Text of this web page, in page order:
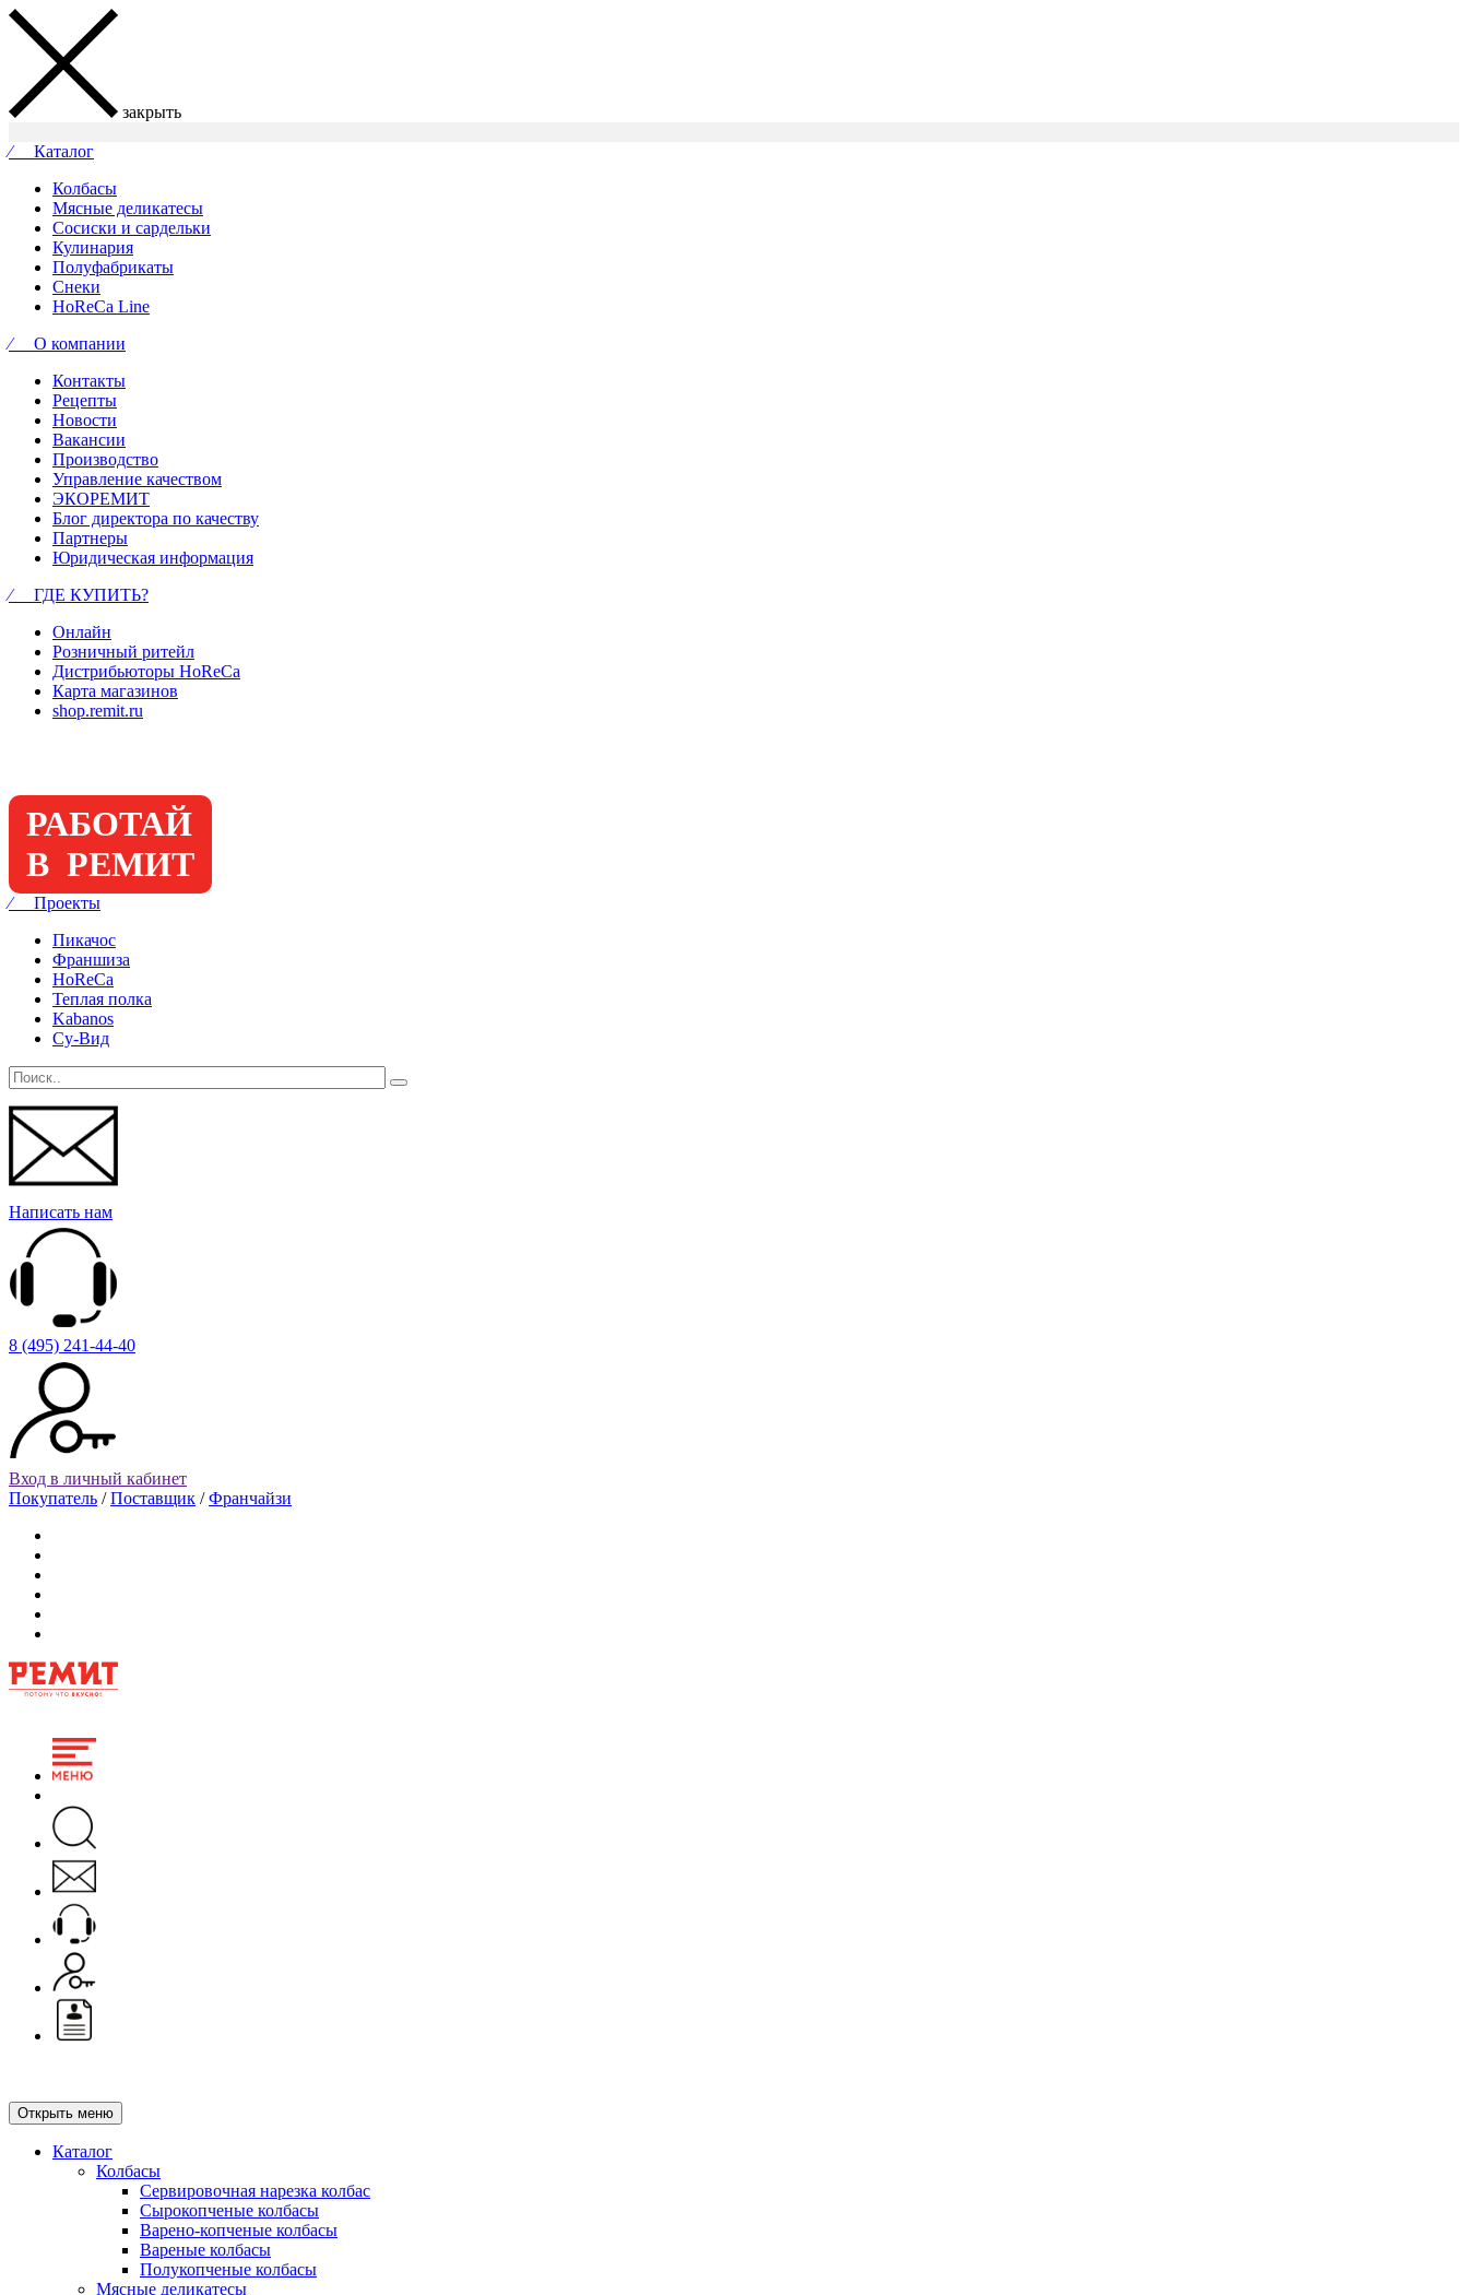
закрыть
⁄ Каталог
Колбасы
Мясные деликатесы
Сосиски и сардельки
Кулинария
Полуфабрикаты
Снеки
HoReCa Line
⁄ О компании
Контакты
Рецепты
Новости
Вакансии
Производство
Управление качеством
ЭКОРЕМИТ
Блог директора по качеству
Партнеры
Юридическая информация
⁄ ГДЕ КУПИТЬ?
Онлайн
Розничный ритейл
Дистрибьюторы HoReCa
Карта магазинов
shop.remit.ru
РАБОТАЙ
В РЕМИТ
⁄ Проекты
Пикачос
Франшиза
HoReCa
Теплая полка
Kabanos
Су-Вид
Написать нам
8 (495) 241-44-40
Вход в личный кабинет
Покупатель /Поставщик /Франчайзи
Открыть меню
Каталог
Колбасы
Сервировочная нарезка колбас
Сырокопченые колбасы
Варено-копченые колбасы
Вареные колбасы
Полукопченые колбасы
Мясные деликатесы